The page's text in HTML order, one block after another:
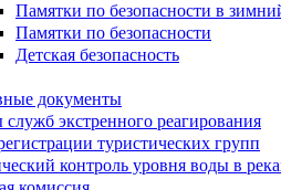
Памятки по безопасности в
Памятки по безопасности
Детская безопасность
документы
экстренного реагирования
туристических групп
контроль уровня воды в